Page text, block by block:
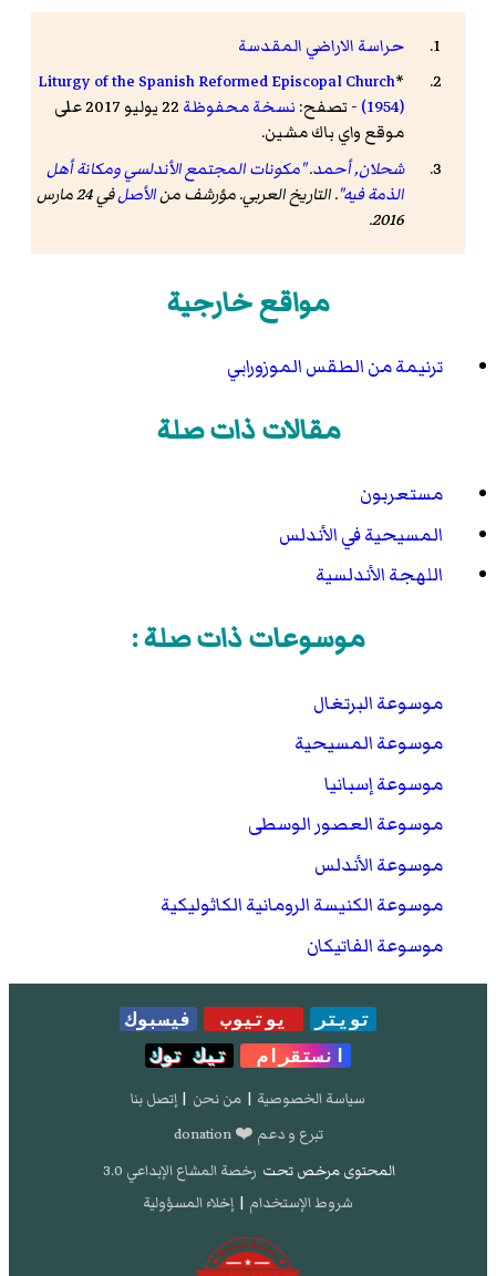
حراسة الاراضي المقدسة
*
Liturgy of the Spanish Reformed Episcopal Church
(1954) - تصفح: نسخة محفوظة
22 يوليو 2017 على
موقع واي باك مشين.
شحلان, أحمد."مكونات المجتمع الأندلسي ومكانة أهل
الذمة فيه".التاريخ العربي. مؤرشف منالأصل
في 24 مارس
2016
.
مواقع خارجية
ترنيمة من الطقس الموزورابي
مقالات ذات صلة
مستعربون
المسيحية في الأندلس
اللهجة الأندلسية
موسوعات ذات صلة :
موسوعة البرتغال
موسوعة المسيحية
موسوعة إسبانيا
موسوعة العصور الوسطى
موسوعة الأندلس
موسوعة الكنيسة الرومانية الكاثوليكية
موسوعة الفاتيكان
تويتر يوتيوب
فيسبوك
انستقرام
تيك توك
سياسة الخصوصية | من نحن | إتصل بنا
تبرع و دعم ❤️ donation
المحتوى مرخص تحت رخصة المشاع الإبداعي 3.0
شروط الإستخدام | إخلاء المسؤولية